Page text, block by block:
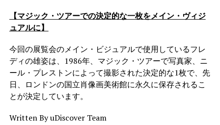
【マジック・ツアーでの決定的な一枚をメイン・ヴィジ
ュアルに】
今回の展覧会のメイン・ビジュアルで使用しているフレ
ディの雄姿は、1986年、マジック・ツアーで写真家、ニ
ール・プレストンによって撮影された決定的な1枚で、先
日、ロンドンの国立肖像画美術館に永久に保存されるこ
とが決定しています。
Written By uDiscover Team